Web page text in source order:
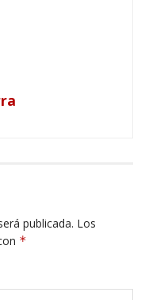
publicada. Los
*